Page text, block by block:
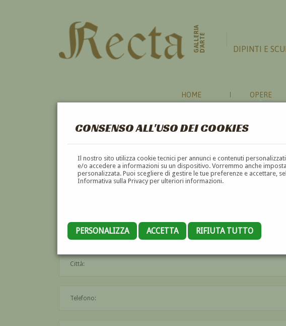
CONSENSO ALL'USO DEI COOKIES
Il nostro sito utilizza cookie tecnici per annunci e contenuti
e/o accedere a informazioni su un dispositivo. Vorremmo anche
personalizzata. Puoi scegliere di gestire le tue preferenze e accettare,
Informativa sulla Privacy per ulteriori informazioni.
PERSONALIZZA ACCETTA RIFIUTA TUTTO
GALLERIAD'ARTE DIPINTI E
HOME OPERE
HAI CERCATO INFORMAZIONI
VUOIVENDERE UN'OPERA DILUIGI CORSI ?
VUOICOMPRAREUN'OPERA DILUIGI CORSI